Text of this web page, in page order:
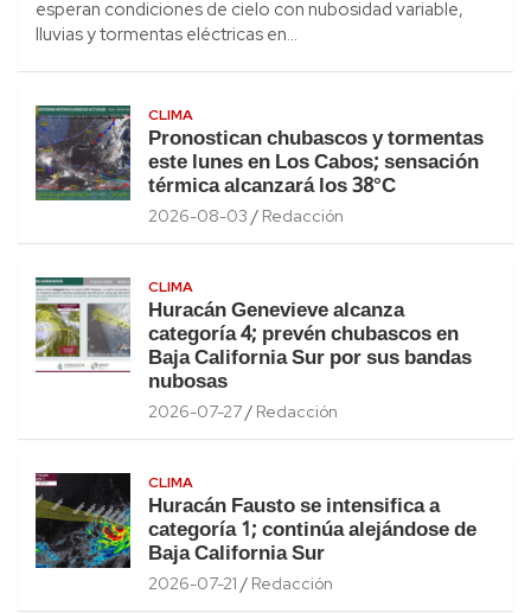
esperan condiciones de cielo con nubosidad variable,
lluvias y tormentas eléctricas en…
CLIMA
Pronostican chubascos y tormentas
este lunes en Los Cabos; sensación
térmica alcanzará los 38°C
2026-08-03 Redacción
CLIMA
Huracán Genevieve alcanza
categoría 4; prevén chubascos en
Baja California Sur por sus bandas
nubosas
2026-07-27 Redacción
CLIMA
Huracán Fausto se intensifica a
categoría 1; continúa alejándose de
Baja California Sur
2026-07-21 Redacción